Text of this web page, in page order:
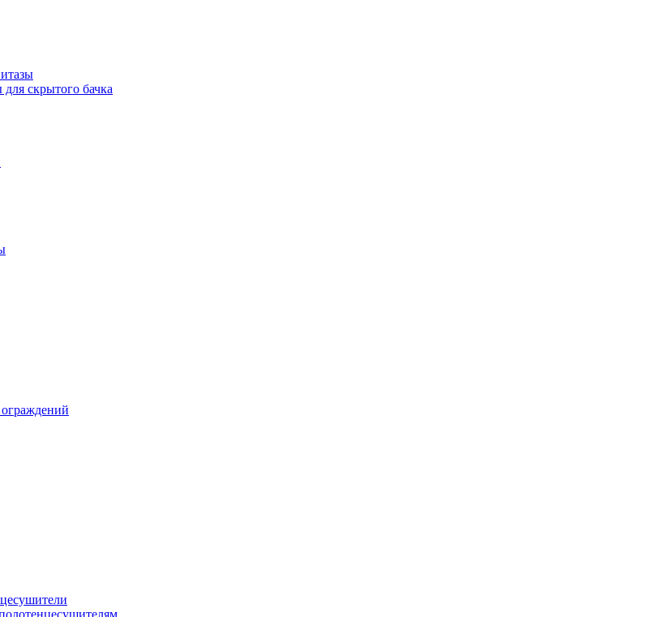
скрытого бачка